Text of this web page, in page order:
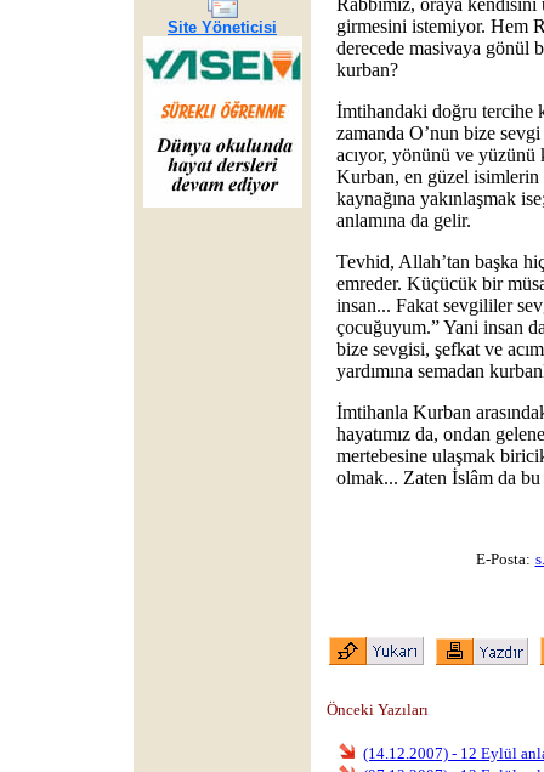
Site Yöneticisi
Rabbimiz, oraya kendisini
girmesini istemiyor. Hem
derecede masivaya gönül
kurban?
İmtihandaki doğru tercihe
zamanda O’nun bize
acıyor, yönünü ve
Kurban, en güzel
kaynağına yakınlaşmak
anlamına da gelir.
Tevhid, Allah’tan başka
emreder. Küçücük bir
insan... Fakat sevgililer
çocuğuyum.” Yani insan
bize sevgisi, şefkat ve
yardımına semadan
İmtihanla Kurban
hayatımız da, ondan
mertebesine ulaşmak
olmak... Zaten İslâm da
E-Posta:
Önceki Yazıları
(14.12.2007) - 12 Eylül